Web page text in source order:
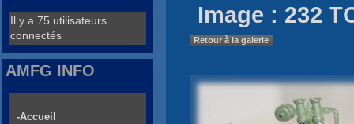
Image : 232
Retour à la galerie
Il y a 75 utilisateurs
connectés
AMFG INFO
-Accueil